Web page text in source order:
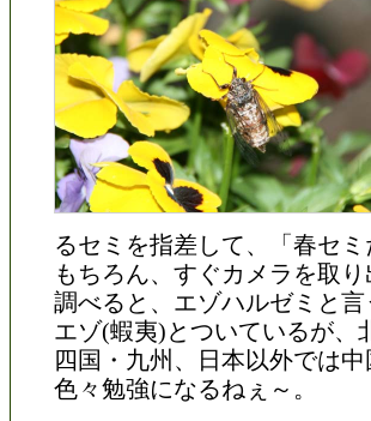
るセミを指差して、「春セ
もちろん、すぐカメラを取り
調べると、エゾハルゼミと言
エゾ(蝦夷)とついているが、
四国・九州、日本以外では
色々勉強になるねぇ～。